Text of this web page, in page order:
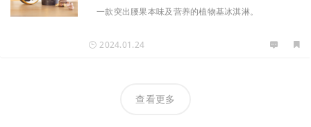
一款突出腰果本味及营养的植物基冰淇淋。
2024.01.24
查看更多